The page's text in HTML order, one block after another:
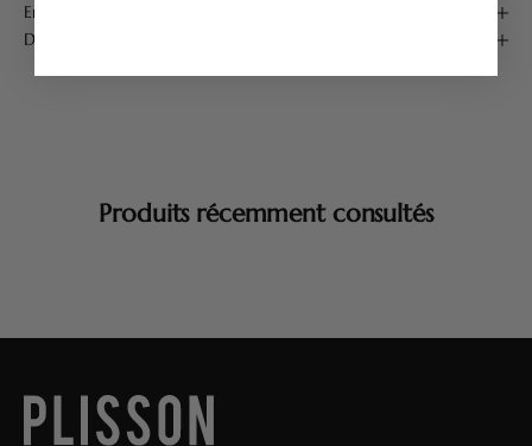
Entretien
Détails produit
Produits récemment consultés